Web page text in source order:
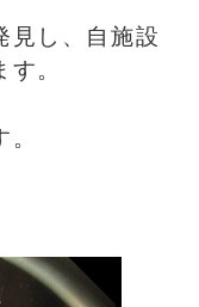
見し、自施設
。